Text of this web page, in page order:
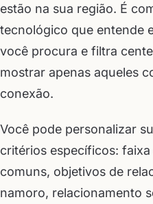
estão na sua região. É
tecnológico que entende
você procura e filtra
mostrar apenas aqueles
conexão.
Você pode personalizar
critérios específicos:
comuns, objetivos de
namoro, relacionamento